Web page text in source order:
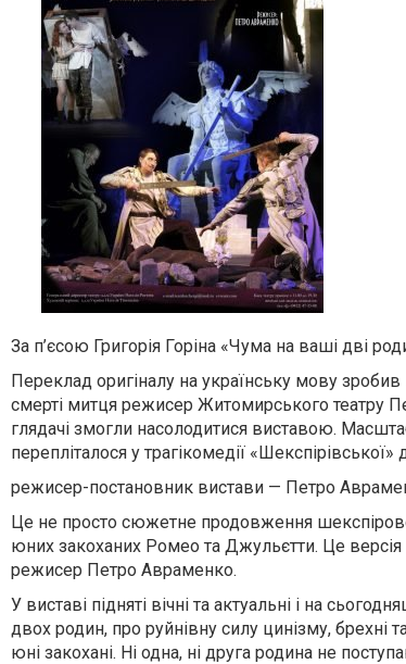
За п’єсою Григорія Горіна «Чума на ваші дві
Переклад оригіналу на українську мову
смерті митця режисер Житомирського театру
глядачі змогли насолодитися виставою.
перепліталося у трагікомедії
режисер-постановник вистави — Петро
Це не просто сюжетне продовження
юних закоханих Ромео та Джульєтти. Це
режисер Петро Авраменко.
У виставі підняті вічні та актуальні і на
двох родин, про руйнівну силу цинізму, брехні
юні закохані. Ні одна, ні друга родина не